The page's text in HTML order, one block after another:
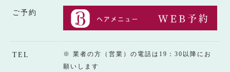
ご予約
TEL
※ 業者の方（営業）の電話は19：30以降にお
願いします